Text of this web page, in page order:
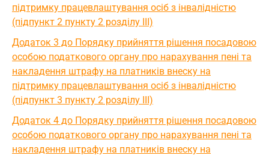
підтримку працевлаштування осіб з інвалідністю
(підпункт 2 пункту 2 розділу IІІ)
Додаток 3 до Порядку прийняття рішення посадовою
особою податкового органу про нарахування пені та
накладення штрафу на платників внеску на
підтримку працевлаштування осіб з інвалідністю
(підпункт 3 пункту 2 розділу IІІ)
Додаток 4 до Порядку прийняття рішення посадовою
особою податкового органу про нарахування пені та
накладення штрафу на платників внеску на